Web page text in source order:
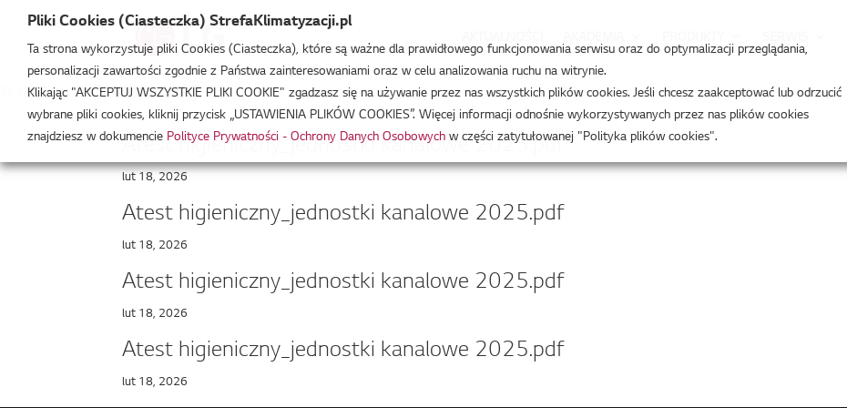
Strefa Klimatyzacji /UL(12
Atest higieniczny_jednostki kanalowe 2025.pdf
lut 18, 2026
Atest higieniczny_jednostki kanalowe 2025.pdf
lut 18, 2026
Atest higieniczny_jednostki kanalowe 2025.pdf
lut 18, 2026
Atest higieniczny_jednostki kanalowe 2025.pdf
lut 18, 2026
Pliki Cookies (Ciasteczka) StrefaKlimatyzacji.pl
Ta strona wykorzystuje pliki Cookies (Ciasteczka), które są ważne dla prawidłowego funkcjonowania serwisu oraz do optymalizacji przeglądania,
personalizacji zawartości zgodnie z Państwa zainteresowaniami oraz w celu analizowania ruchu na witrynie.
Klikając "AKCEPTUJ WSZYSTKIE PLIKI COOKIE" zgadzasz się na używanie przez nas wszystkich plików cookies. Jeśli chcesz zaakceptować lub odrzucić
wybrane pliki cookies, kliknij przycisk „USTAWIENIA PLIKÓW COOKIES”. Więcej informacji odnośnie wykorzystywanych przez nas plików cookies
znajdziesz w dokumencie Polityce Prywatności - Ochrony Danych Osobowych w części zatytułowanej "Polityka plików cookies".